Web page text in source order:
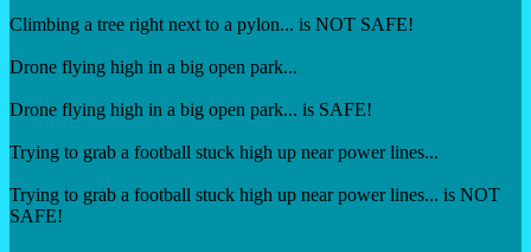
Climbing a tree right next to a pylon... is NOT SAFE!
Drone flying high in a big open park...
Drone flying high in a big open park... is SAFE!
Trying to grab a football stuck high up near power lines...
Trying to grab a football stuck high up near power lines... is NOT
SAFE!